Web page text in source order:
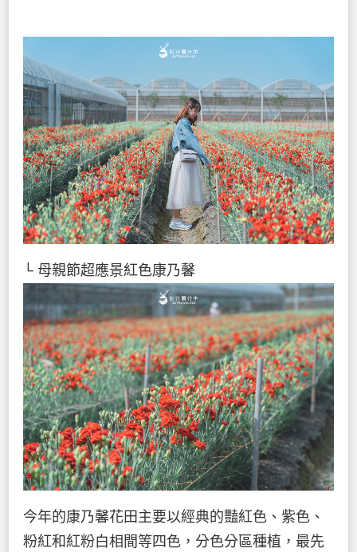
└ 母親節超應景紅色康乃馨
今年的康乃馨花田主要以經典的豔紅色、紫色、
粉紅和紅粉白相間等四色，分色分區種植，最先